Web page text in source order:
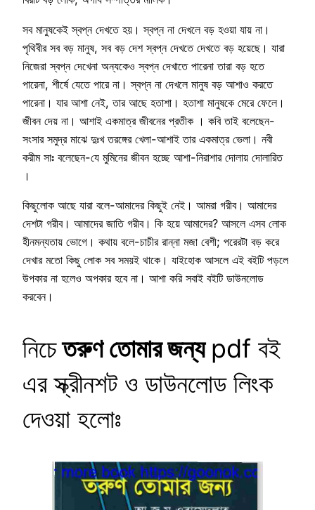
সব মানুষকেই স্বপ্ন দেখতে হয়। স্বপ্ন না দেখলে বড় হওয়া যায় না।
পৃথিবীর সব বড় মানুষ, সব বড় দেশ স্বপ্ন দেখতে দেখতে বড় হয়েছে। যারা
নিজেরা স্বপ্ন দেখেনা অন্যকেও স্বপ্ন দেখাতে পারেনা তারা বড় হতে
পারেনা, শীর্ষে যেতে পারে না। স্বপ্ন না দেখলে মানুষ বড় আশাও করতে
পারেনা। যার আশা নেই, তার আছে হতাশা। হতাশা মানুষকে মেরে ফেলে।
জীবন দেয় না। আশাই একমাত্র জীবনের প্রতীক । কবি তাই বলেছেন-
সংসার সমুদ্র মাঝে দুঃখ তরঙ্গের খেলা-আশাই তার একমাত্র ভেলা। নবী
করীম সাঃ বলেছেন-যে মুমিনের জীবন হচ্ছে আশা-নিরাশার দোলায় দোলারিত
।
কিছুলোক আছে যারা বলে-আমাদের কিছুই নেই। আমরা গরীব। আমাদের
দেশটা গরীব। আমাদের জাতি গরীব। কি হয়ে আমাদের? আসলে এসব লোক
হীনমন্যতায় ভোগে। কথায় বলে-চাচীর রান্না মজা বেশী; পরেরটা বড় করে
দেখার মতো কিছু লোক সব সময়ই থাকে। যাইহোক আসলে এই বইটি পড়লে
উপকার না হলেও অপকার হবে না। আশা করি সবাই বইটি ডাউনলোড
করবেন।
নিচেতরুণ তোমার জন্যpdf বই
এর স্ক্রীনশট ও ডাউনলোড লিংক
দেওয়া হলোঃ